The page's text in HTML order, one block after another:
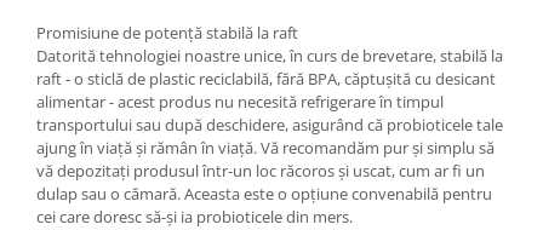
Promisiune de potență stabilă la raft
Datorită tehnologiei noastre unice, în curs de brevetare, stabilă la
raft - o sticlă de plastic reciclabilă, fără BPA, căptușită cu desicant
alimentar - acest produs nu necesită refrigerare în timpul
transportului sau după deschidere, asigurând că probioticele tale
ajung în viață și rămân în viață. Vă recomandăm pur și simplu să
vă depozitați produsul într-un loc răcoros și uscat, cum ar fi un
dulap sau o cămară. Aceasta este o opțiune convenabilă pentru
cei care doresc să-și ia probioticele din mers.